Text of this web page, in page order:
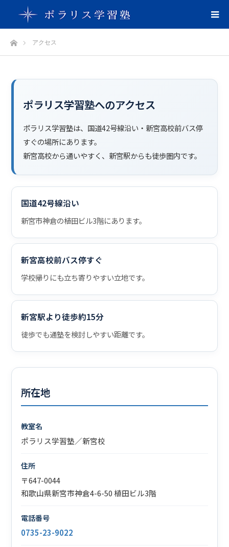
ホームアクセス
ポラリス学習塾へのアクセス
ポラリス学習塾は、国道42号線沿い・新宮高校前バス停
すぐの場所にあります。
新宮高校から通いやすく、新宮駅からも徒歩圏内です。
国道42号線沿い
新宮市神倉の植田ビル3階にあります。
新宮高校前バス停すぐ
学校帰りにも立ち寄りやすい立地です。
新宮駅より徒歩約15分
徒歩でも通塾を検討しやすい距離です。
所在地
教室名
ポラリス学習塾／新宮校
住所
〒647-0044
和歌山県新宮市神倉4-6-50 植田ビル3階
電話番号
0735-23-9022